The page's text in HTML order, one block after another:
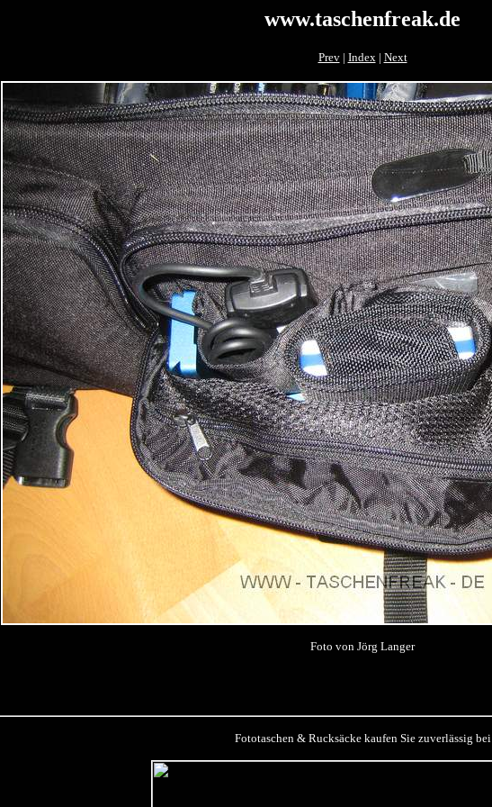
www.taschenfreak.de
Prev| Index| Next
Foto von Jörg Langer
Fototaschen & Rucksäcke kaufen Sie zuverlässig bei